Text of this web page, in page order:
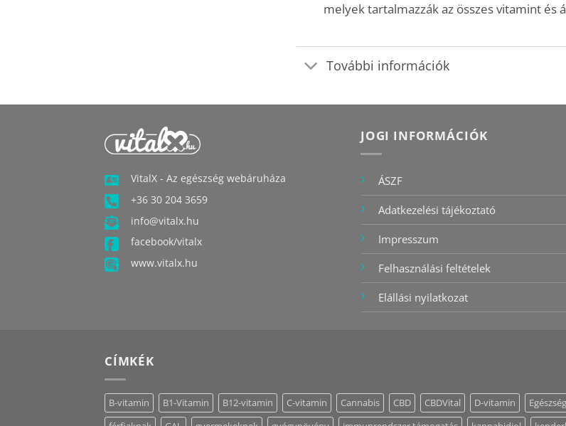
melyek tartalmazzák az összes vitamint és
További információk
VitalX - Az egészség webáruháza
+36 30 204 3659
info@vitalx.hu
facebook/vitalx
www.vitalx.hu
JOGI INFORMÁCIÓK
ÁSZF
Adatkezelési tájékoztató
Impresszum
Felhasználási feltételek
Elállási nyilatkozat
CÍMKÉK
B-vitamin B1-Vitamin B12-vitamin C-vitamin Cannabis CBD CBDVital D-vitamin